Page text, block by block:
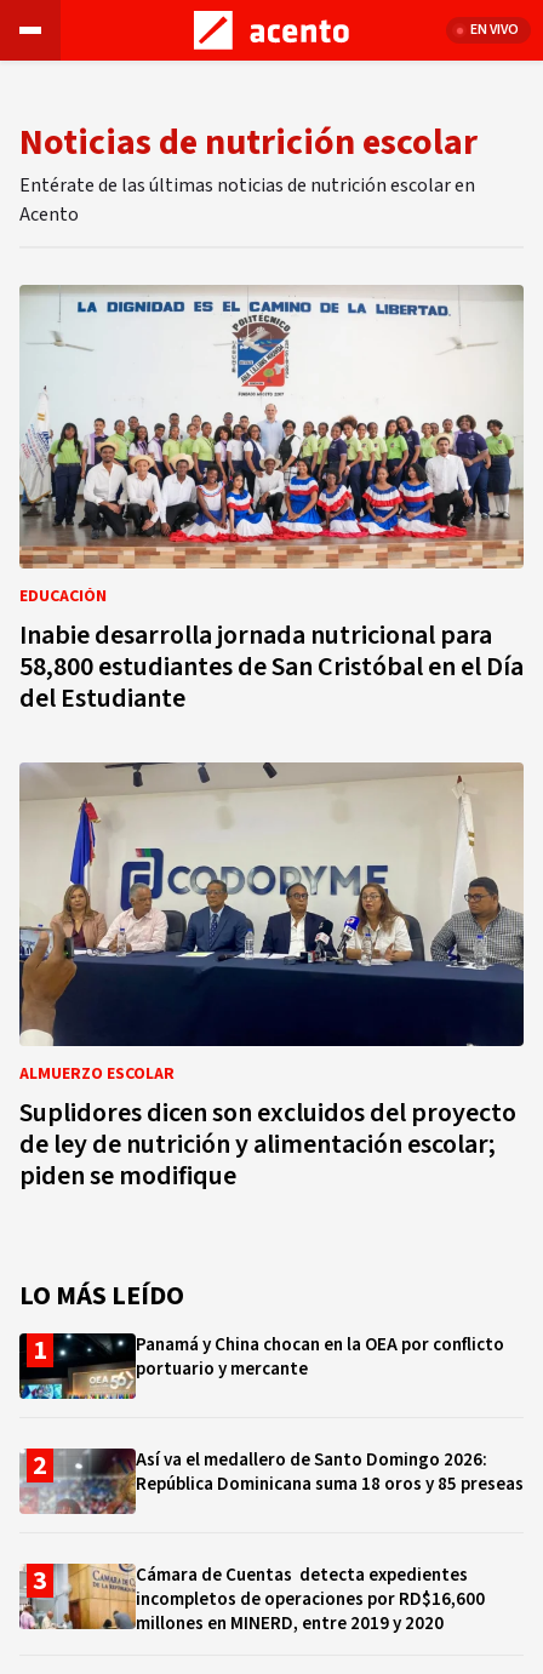
EN VIVO
Noticias de nutrición escolar
Entérate de las últimas noticias de nutrición escolar en
Acento
EDUCACIÓN
Inabie desarrolla jornada nutricional para
58,800 estudiantes de San Cristóbal en el Día
del Estudiante
ALMUERZO ESCOLAR
Suplidores dicen son excluidos del proyecto
de ley de nutrición y alimentación escolar;
piden se modifique
LO MÁS LEÍDO
Panamá y China chocan en la OEA por conflicto
portuario y mercante
Así va el medallero de Santo Domingo 2026:
República Dominicana suma 18 oros y 85 preseas
Cámara de Cuentas detecta expedientes
incompletos de operaciones por RD$16,600
millones en MINERD, entre 2019 y 2020